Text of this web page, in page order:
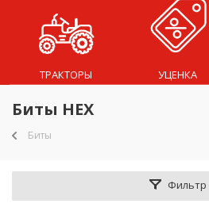
ТРАКТОРЫ УЦЕНКА
Биты HEX
Биты
Фильтр